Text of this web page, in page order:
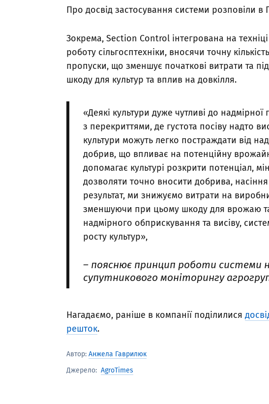
Про досвід застосування системи розповіли в
Зокрема, Section Control інтегрована на
роботу сільгосптехніки, вносячи точну
пропуски, що зменшує початкові витрати та
шкоду для культур та вплив на довкілля.
«Деякі культури дуже чутливі до
з перекриттями, де густота посіву надто
культури можуть легко постраждати від
добрив, що впливає на потенційну
допомагає культурі розкрити потенціал,
дозволяти точно вносити добрива,
результат, ми знижуємо витрати на
зменшуючи при цьому шкоду для врожаю
надмірного обприскування та висіву,
росту культур»,
– пояснює принцип роботи системи
супутникового моніторингу
Нагадаємо, раніше в компанії поділилися
решток.
Автор: Анжела Гаврилюк
Джерело: AgroTimes